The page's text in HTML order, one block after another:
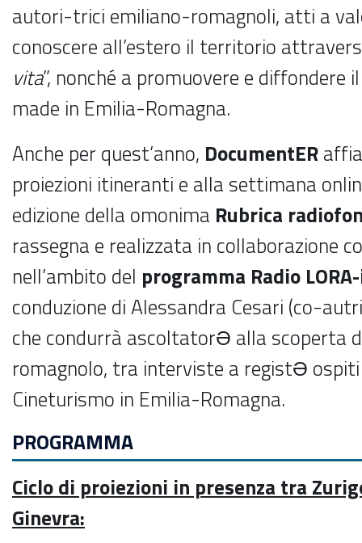
autori-trici emiliano-romagnoli, atti a
conoscere all’estero il territorio
vita”, nonché a promuovere e diffondere
made in Emilia-Romagna.
Anche per quest’anno, DocumentER
proiezioni itineranti e alla settimana
edizione della omonima Rubrica
rassegna e realizzata in collaborazione
nell’ambito del programma Radio
conduzione di Alessandra Cesari (co-
che condurrà ascoltatorƏ alla scoperta
romagnolo, tra interviste a registƏ ospiti
Cineturismo in Emilia-Romagna.
PROGRAMMA
Ciclo di proiezioni in presenza tra
Ginevra: